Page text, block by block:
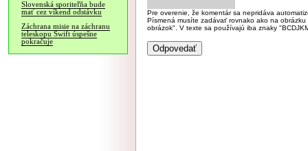
Slovenská sporiteľňa bude
mať cez víkend odstávku
Záchrana misie na záchranu
teleskopu Swift úspešne
pokračuje
Pre overenie, že komentár sa nepridáva
Písmená musíte zadávať rovnako ako na
obrázok". V texte sa používajú iba znaky